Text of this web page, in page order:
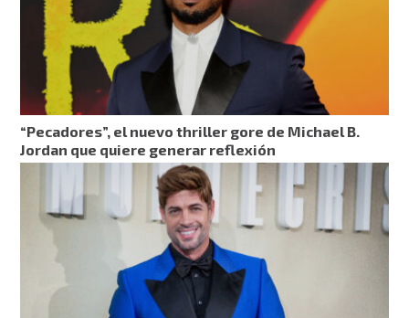
“Pecadores”, el nuevo thriller gore de Michael B.
Jordan que quiere generar reflexión